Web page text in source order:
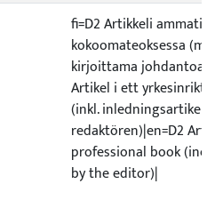
fi=D2 Artikkeli
kokoomateoksessa
kirjoittama
Artikel i ett
(inkl. inledningsartikel
redaktören)|en=D2
professional book
by the editor)|